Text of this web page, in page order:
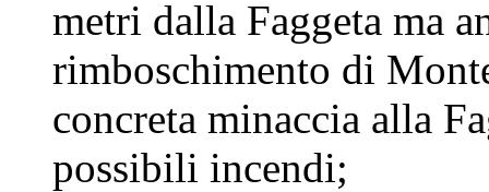
metri dalla Faggeta ma
rimboschimento di
concreta minaccia alla
possibili incendi;